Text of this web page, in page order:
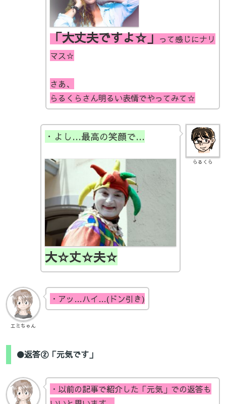
「大丈夫ですよ☆」って感じにナリ
マス☆
さあ、
らるくらさん明るい表情でやってみて☆
らるくら
・よし…最高の笑顔で…
大☆丈☆夫☆
エミちゃん
・アッ…ハイ…(ドン引き)
●返答②「元気です」
・以前の記事で紹介した「元気」での返答も